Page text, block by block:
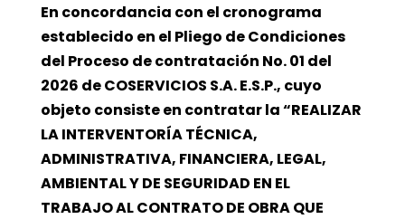
En concordancia con el cronograma
establecido en el Pliego de Condiciones
del Proceso de contratación No. 01 del
2026 de COSERVICIOS S.A. E.S.P., cuyo
objeto consiste en contratar la “REALIZAR
LA INTERVENTORÍA TÉCNICA,
ADMINISTRATIVA, FINANCIERA, LEGAL,
AMBIENTAL Y DE SEGURIDAD EN EL
TRABAJO AL CONTRATO DE OBRA QUE